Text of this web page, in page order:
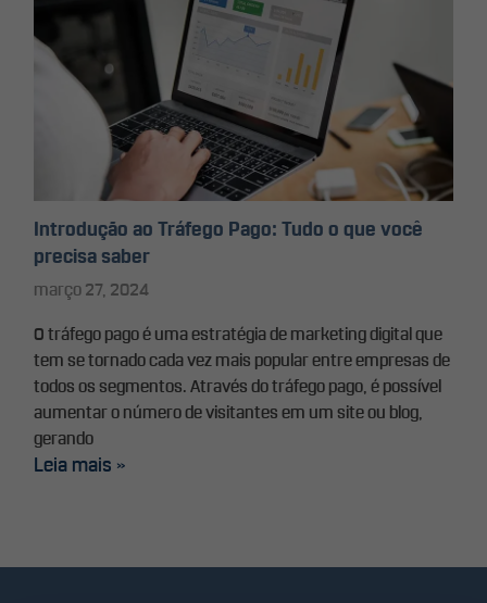
Introdução ao Tráfego Pago: Tudo o que você
precisa saber
março 27, 2024
O tráfego pago é uma estratégia de marketing digital que
tem se tornado cada vez mais popular entre empresas de
todos os segmentos. Através do tráfego pago, é possível
aumentar o número de visitantes em um site ou blog,
gerando
Leia mais »